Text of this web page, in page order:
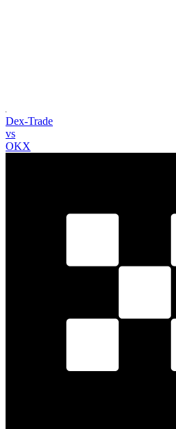
Dex-Trade
vs
OKX